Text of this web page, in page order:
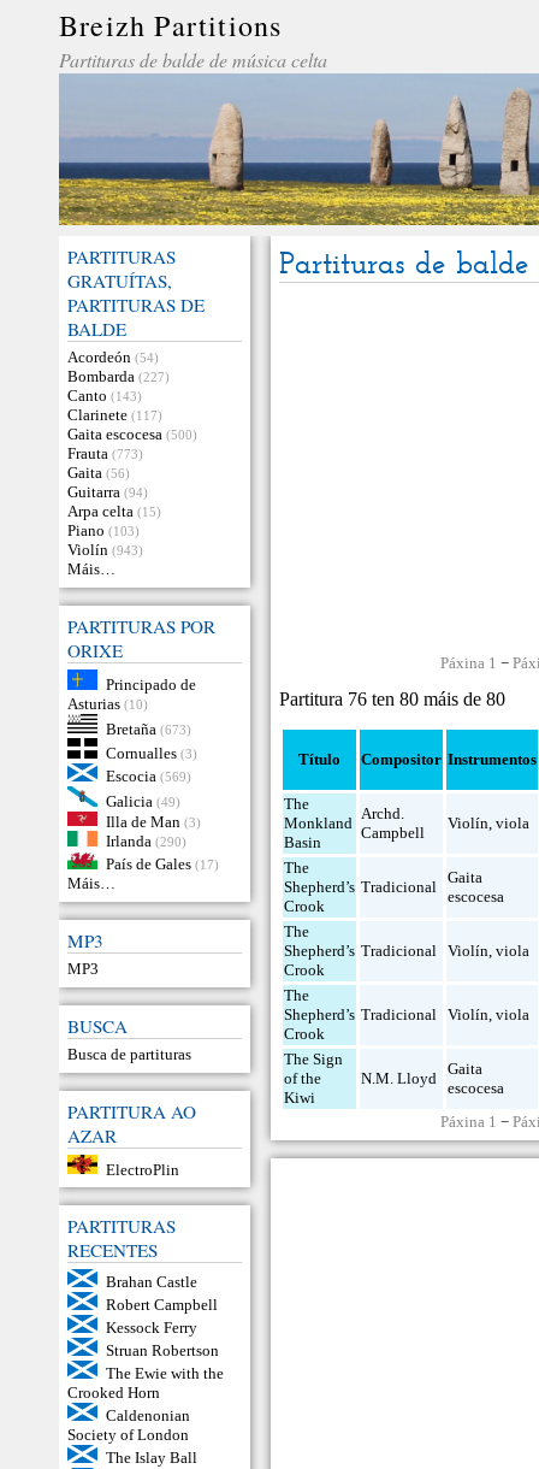
Breizh Partitions
Partituras de balde de música celta
PARTITURAS
GRATUÍTAS,
PARTITURAS DE
BALDE
Acordeón (54)
Bombarda (227)
Canto (143)
Clarinete (117)
Gaita escocesa (500)
Frauta (773)
Gaita (56)
Guitarra (94)
Arpa celta (15)
Piano (103)
Violín (943)
Máis…
PARTITURAS POR
ORIXE
Principado de
Asturias (10)
Bretaña (673)
Cornualles (3)
Escocia (569)
Galicia (49)
Illa de Man (3)
Irlanda (290)
País de Gales (17)
Máis…
MP3
MP3
BUSCA
Busca de partituras
PARTITURA AO
AZAR
ElectroPlin
PARTITURAS
RECENTES
Brahan Castle
Robert Campbell
Kessock Ferry
Struan Robertson
The Ewie with the
Crooked Horn
Caldenonian
Society of London
The Islay Ball
Partituras de
Páxina 1 −
Partitura 76 ten 80 máis de 80
Título Compositor Instrumentos
The
Monkland
Basin
Archd.
Campbell
Violín,viola
The
Shepherd’s
Crook
Tradicional
Gaita
escocesa
The
Shepherd’s
Crook
Tradicional Violín,viola
The
Shepherd’s
Crook
Tradicional Violín,viola
The Sign
of the
Kiwi
N.M. Lloyd
Gaita
escocesa
Páxina 1 −